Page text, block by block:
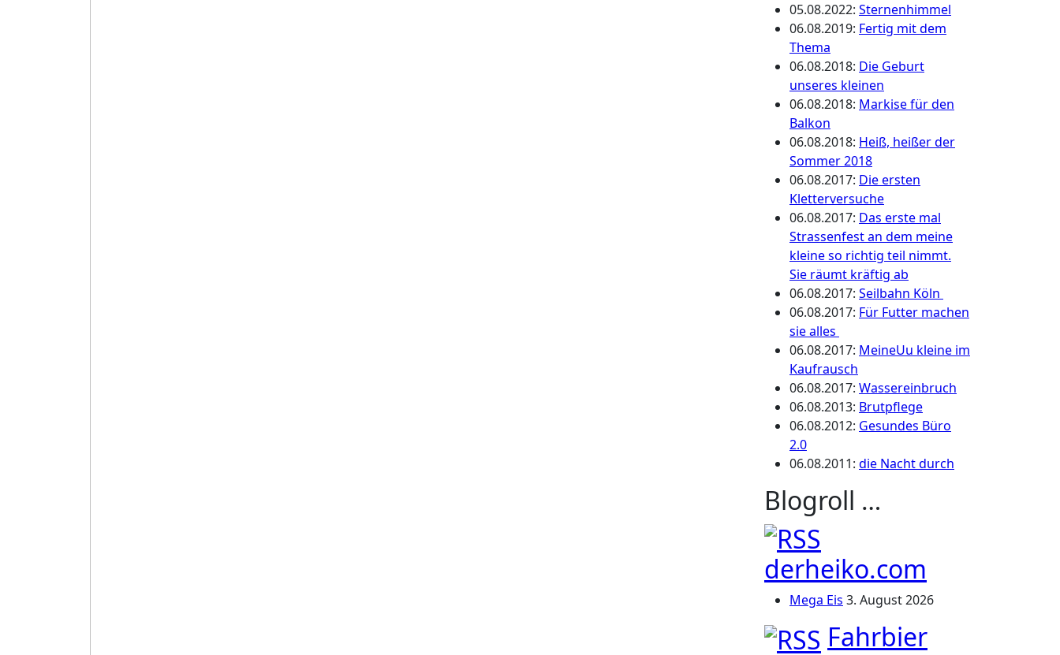
05.08.2022: Sternenhimmel
06.08.2019: Fertig mit dem
Thema
06.08.2018: Die Geburt
unseres kleinen
06.08.2018: Markise für den
Balkon
06.08.2018: Heiß, heißer der
Sommer 2018
06.08.2017: Die ersten
Kletterversuche
06.08.2017: Das erste mal
Strassenfest an dem meine
kleine so richtig teil nimmt.
Sie räumt kräftig ab
06.08.2017: Seilbahn Köln
06.08.2017: Für Futter machen
sie alles
06.08.2017: MeineUu kleine im
Kaufrausch
06.08.2017: Wassereinbruch
06.08.2013: Brutpflege
06.08.2012: Gesundes Büro
2.0
06.08.2011: die Nacht durch
Blogroll …
derheiko.com
Mega Eis 3. August 2026
Fahrbier